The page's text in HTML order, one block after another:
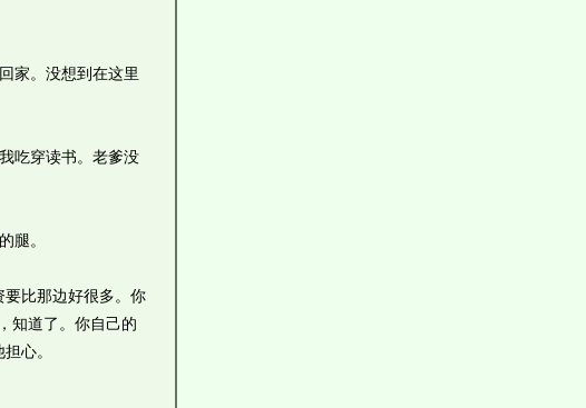
家。没想到在这里
吃穿读书。老爹没
腿。
比那边好很多。你
知道了。你自己的
心。